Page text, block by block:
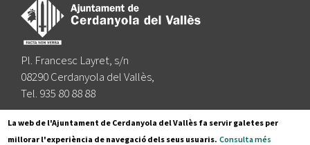
Pl. Francesc Layret, s/n
08290 Cerdanyola del Vallès,
Tel. 935 80 88 88
Segueix-nos a:
La web de l'Ajuntament de Cerdanyola del Vallès fa servir galetes per
millorar l'experiència de navegació dels seus usuaris. Consulta més